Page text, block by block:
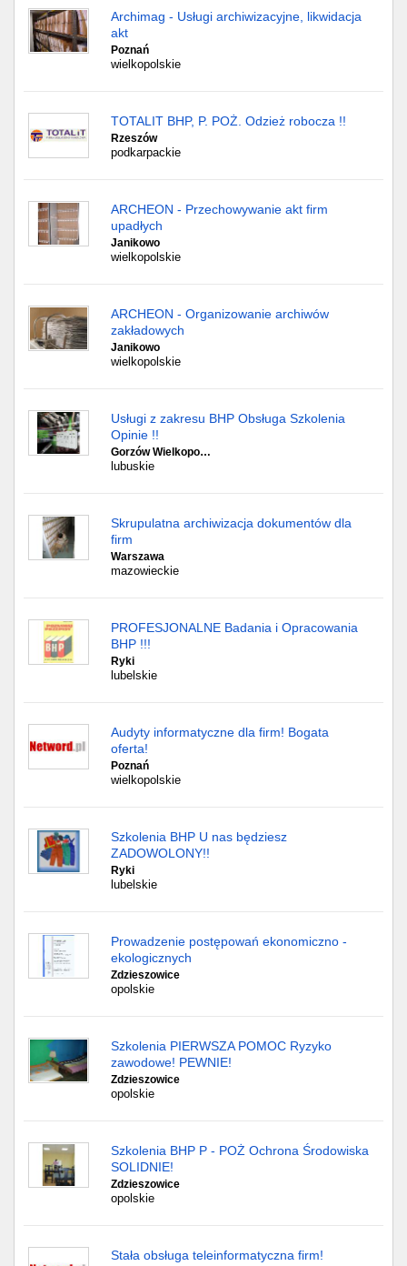
Archimag - Usługi archiwizacyjne, likwidacja
akt
Poznań
wielkopolskie
TOTALIT BHP, P. POŻ. Odzież robocza !!
Rzeszów
podkarpackie
ARCHEON - Przechowywanie akt firm
upadłych
Janikowo
wielkopolskie
ARCHEON - Organizowanie archiwów
zakładowych
Janikowo
wielkopolskie
Usługi z zakresu BHP Obsługa Szkolenia
Opinie !!
Gorzów Wielkopo…
lubuskie
Skrupulatna archiwizacja dokumentów dla
firm
Warszawa
mazowieckie
PROFESJONALNE Badania i Opracowania
BHP !!!
Ryki
lubelskie
Audyty informatyczne dla firm! Bogata
oferta!
Poznań
wielkopolskie
Szkolenia BHP U nas będziesz
ZADOWOLONY!!
Ryki
lubelskie
Prowadzenie postępowań ekonomiczno -
ekologicznych
Zdzieszowice
opolskie
Szkolenia PIERWSZA POMOC Ryzyko
zawodowe! PEWNIE!
Zdzieszowice
opolskie
Szkolenia BHP P - POŻ Ochrona Środowiska
SOLIDNIE!
Zdzieszowice
opolskie
Stała obsługa teleinformatyczna firm!